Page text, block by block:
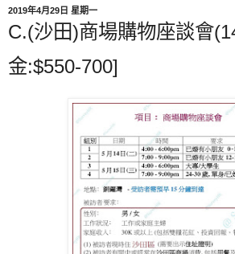
2019年4月29日 星期一
C.(沙田)商場購物座談會
金:$550-700]